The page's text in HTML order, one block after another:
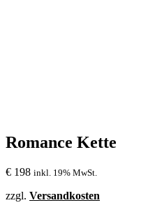
Romance Kette
€ 198 inkl. 19% MwSt.
zzgl. Versandkosten